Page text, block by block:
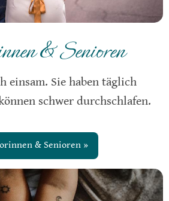
& Senioren
einsam. Sie haben täglich
schwer durchschlafen.
& Senioren »